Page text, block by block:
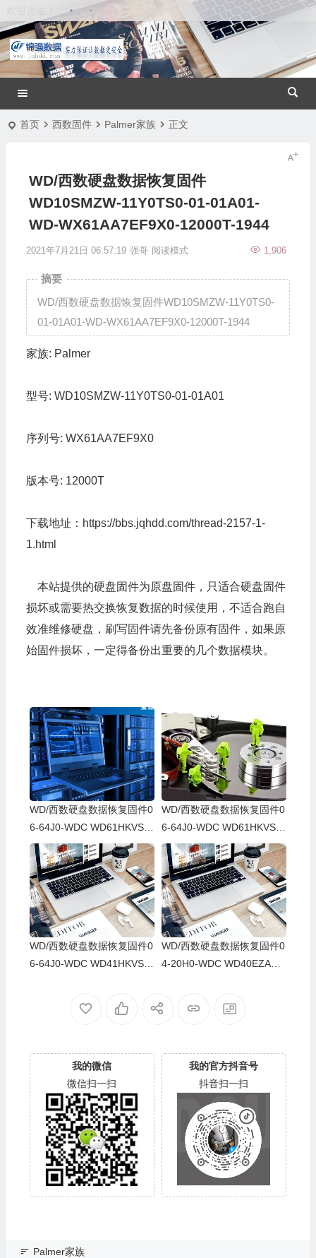
首页 西数固件 Palmer家族 正文
WD/西数硬盘数据恢复固件
WD10SMZW-11Y0TS0-01-01A01-
WD-WX61AA7EF9X0-12000T-1944
2021年7月21日 06:57:19 强哥 1,906
阅读模式
摘要
WD/西数硬盘数据恢复固件WD10SMZW-11Y0TS0-
01-01A01-WD-WX61AA7EF9X0-12000T-1944
家族: Palmer
型号: WD10SMZW-11Y0TS0-01-01A01
序列号: WX61AA7EF9X0
版本号: 12000T
下载地址： https://bbs.jqhdd.com/thread-2157-1-
1.html
本站提供的硬盘固件为原盘固件，只适合硬盘固件
损坏或需要热交换恢复数据的时候使用，不适合跑自
效准维修硬盘，刷写固件请先备份原有固件，如果原
始固件损坏，一定得备份出重要的几个数据模块。
WD/西数硬盘数据恢复固件0
6-64J0-WDC WD61HKVS-7
8AUSY0-80-00A80-WD-WX
52D71DH04K-00060064-27
00
WD/西数硬盘数据恢复固件0
6-64J0-WDC WD61HKVS-7
8AUSY0-80-00A80-WD-WX
22D2143CAS-00060064-27
00
WD/西数硬盘数据恢复固件0
6-64J0-WDC WD41HKVS-7
WD/西数硬盘数据恢复固件0
4-20H0-WDC WD40EZAZ-0
700
我的微信
微信扫一扫
我的官方抖音号
抖音扫一扫
Palmer家族